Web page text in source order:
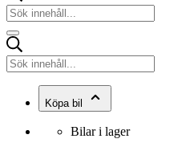
Köpa bil
Bilar i lager